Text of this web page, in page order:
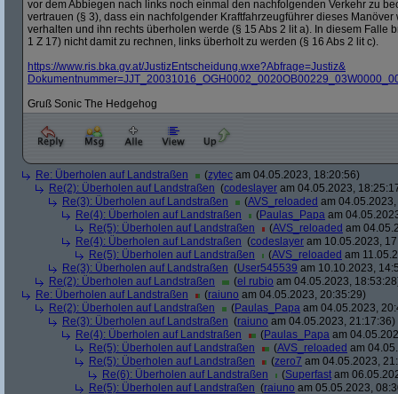
vor dem Abbiegen nach links noch einmal den nachfolgenden Verkehr zu
vertrauen (§ 3), dass ein nachfolgender Kraftfahrzeugführer dieses
verhalten und ihn rechts überholen werde (§ 15 Abs 2 lit a). In diesem Falle
1 Z 17) nicht damit zu rechnen, links überholt zu werden (§ 16 Abs 2 lit c).
https://www.ris.bka.gv.at/JustizEntscheidung.wxe?Abfrage=Justiz&
Gruß Sonic The Hedgehog
Re: Überholen auf Landstraßen (zytec am 04.05.2023, 18:20:56)
Re(2): Überholen auf Landstraßen (codeslayer am 04.05.2023,
Re(3): Überholen auf Landstraßen
(AVS_reloaded am
Re(4): Überholen auf Landstraßen
(Paulas_Papa am
Re(5): Überholen auf Landstraßen
(AVS_reloaded am
Re(4): Überholen auf Landstraßen (codeslayer am 10.05.2023,
Re(5): Überholen auf Landstraßen
(AVS_reloaded am
Re(3): Überholen auf Landstraßen (User545539 am 10.10.2023,
Re(2): Überholen auf Landstraßen
(el rubio am 04.05.2023,
Re: Überholen auf Landstraßen
(raiuno am 04.05.2023, 20:35:29)
Re(2): Überholen auf Landstraßen
(Paulas_Papa am 04.05.2023,
Re(3): Überholen auf Landstraßen (raiuno am 04.05.2023, 21:17:36)
Re(4): Überholen auf Landstraßen
(Paulas_Papa am
Re(5): Überholen auf Landstraßen
(AVS_reloaded am
Re(5): Überholen auf Landstraßen
(zero7 am 04.05.2023,
Re(6): Überholen auf Landstraßen
(Superfast am
Re(5): Überholen auf Landstraßen (raiuno am 05.05.2023,